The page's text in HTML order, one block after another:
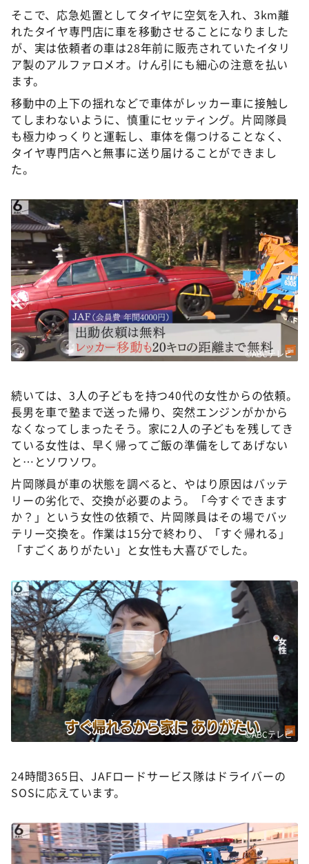
そこで、応急処置としてタイヤに空気を入れ、3km離
れたタイヤ専門店に車を移動させることになりました
が、実は依頼者の車は28年前に販売されていたイタリ
ア製のアルファロメオ。けん引にも細心の注意を払い
ます。
移動中の上下の揺れなどで車体がレッカー車に接触し
てしまわないように、慎重にセッティング。片岡隊員
も極力ゆっくりと運転し、車体を傷つけることなく、
タイヤ専門店へと無事に送り届けることができまし
た。
©ABCテレビ
続いては、3人の子どもを持つ40代の女性からの依頼。
長男を車で塾まで送った帰り、突然エンジンがかから
なくなってしまったそう。家に2人の子どもを残してき
ている女性は、早く帰ってご飯の準備をしてあげない
と…とソワソワ。
片岡隊員が車の状態を調べると、やはり原因はバッテ
リーの劣化で、交換が必要のよう。「今すぐできます
か？」という女性の依頼で、片岡隊員はその場でバッ
テリー交換を。作業は15分で終わり、「すぐ帰れる」
「すごくありがたい」と女性も大喜びでした。
©ABCテレビ
24時間365日、JAFロードサービス隊はドライバーの
SOSに応えています。